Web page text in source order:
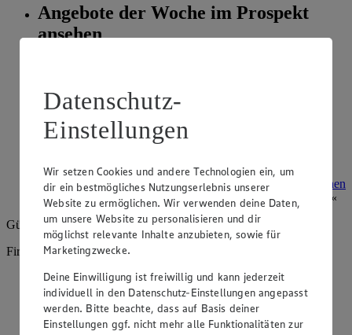
Angebote der Woche im Prospekt
ansehen
Prospekt 4054368 im Browser
Prospekt Super Sommer Spar-Pass 2026 im Browser Ansehen
Gültig vom10.08.2026bis zum15.08.2026
Firma: Claas Stanke e.K., Hunoldstr. 60, 26203 Wardenburg
Angebote der Woche im Prospekt
ansehen
Datenschutz-
Einstellungen
Wir setzen Cookies und andere Technologien ein, um
dir ein bestmögliches Nutzungserlebnis unserer
Website zu ermöglichen. Wir verwenden deine Daten,
um unsere Website zu personalisieren und dir
möglichst relevante Inhalte anzubieten, sowie für
Marketingzwecke.
Deine Einwilligung ist freiwillig und kann jederzeit
individuell in den Datenschutz-Einstellungen angepasst
werden. Bitte beachte, dass auf Basis deiner
Einstellungen ggf. nicht mehr alle Funktionalitäten zur